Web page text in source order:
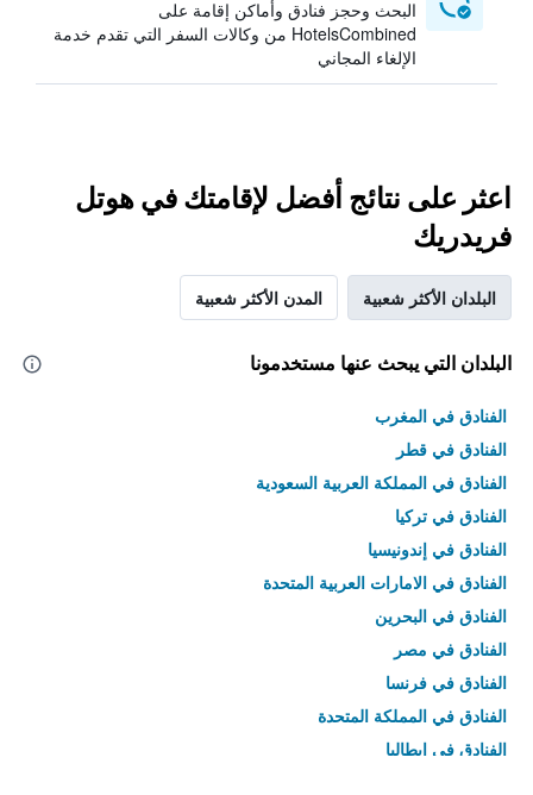
البحث وحجز فنادق وأماكن إقامة على
HotelsCombined من وكالات السفر التي تقدم خدمة
الإلغاء المجاني
اعثر على نتائج أفضل لإقامتك في هوتل
فريدريك
البلدان الأكثر شعبية المدن الأكثر شعبية
البلدان التي يبحث عنها مستخدمونا
الفنادق في المغرب
الفنادق في قطر
الفنادق في المملكة العربية السعودية
الفنادق في تركيا
الفنادق في إندونيسيا
الفنادق في الامارات العربية المتحدة
الفنادق في البحرين
الفنادق في مصر
الفنادق في فرنسا
الفنادق في المملكة المتحدة
الفنادق في إيطاليا